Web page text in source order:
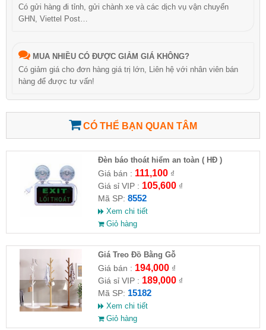
Có gửi hàng đi tỉnh, gửi chành xe và các dịch vụ vận chuyển
GHN, Viettel Post…
MUA NHIỀU CÓ ĐƯỢC GIẢM GIÁ KHÔNG?
Có giảm giá cho đơn hàng giá trị lớn, Liên hệ với nhân viên bán
hàng để được tư vấn!
CÓ THỂ BẠN QUAN TÂM
Đèn báo thoát hiểm an toàn ( HĐ )
Giá bán : 111,100₫
Giá sỉ VIP : 105,600₫
Mã SP: 8552
Xem chi tiết
Giỏ hàng
Giá Treo Đồ Bằng Gỗ
Giá bán : 194,000₫
Giá sỉ VIP : 189,000₫
Mã SP: 15182
Xem chi tiết
Giỏ hàng